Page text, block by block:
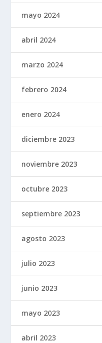
mayo 2024
abril 2024
marzo 2024
febrero 2024
enero 2024
diciembre 2023
noviembre 2023
octubre 2023
septiembre 2023
agosto 2023
julio 2023
junio 2023
mayo 2023
abril 2023